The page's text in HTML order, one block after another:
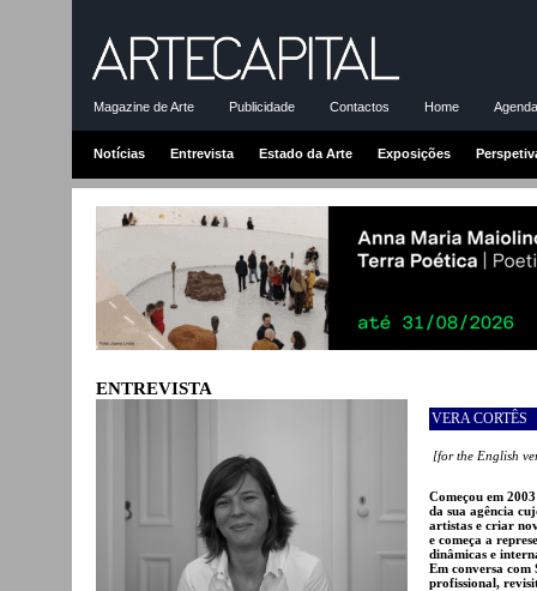
Magazine de Arte Publicidade Contactos Home
Notícias Entrevista Estado da Arte Exposições
ENTREVISTA
VERA CORTÊS
[for the English
Começou em
da sua agência
artistas e criar
e começa a
dinâmicas e
Em conversa
profissional,